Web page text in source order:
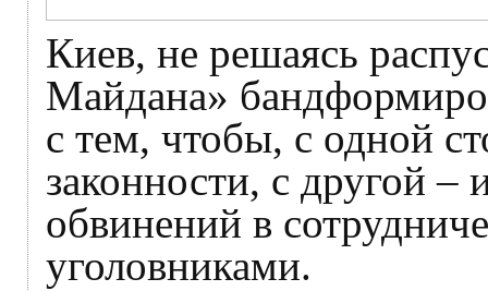
Киев, не решаясь
Майдана»
с тем, чтобы, с одной
законности, с другой –
обвинений в
уголовниками.